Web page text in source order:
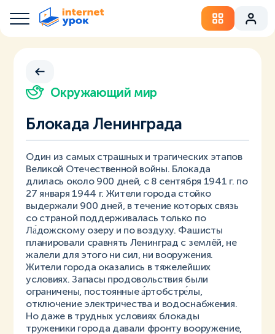
Окружающий мир
Блокада Ленинграда
Один из самых страшных и трагических этапов
Великой Отечественной войны. Блокада
длилась около 900 дней, с 8 сентября 1941 г. по
27 января 1944 г. Жители города стойко
выдержали 900 дней, в течение которых связь
со страной поддерживалась только по
Ла́дожскому озеру и по воздуху. Фашисты
планировали сравнять Ленинград с землёй, не
жалели для этого ни сил, ни вооружения.
Жители города оказались в тяжелейших
условиях. Запасы продовольствия были
ограничены, постоянные а́ртобстре́лы,
отключение электричества и водоснабжения.
Но даже в трудных условиях блокады
труженики города давали фронту вооружение,